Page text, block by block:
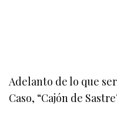
Adelanto de lo que
Caso, “Cajón de